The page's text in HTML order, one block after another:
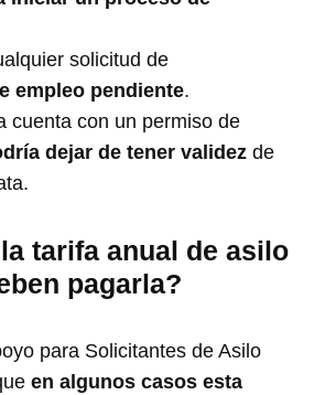
solicitud de
empleo pendiente.
cuenta con un permiso de
dejar de tener validez de
tarifa anual de asilo
pagarla?
para Solicitantes de Asilo
en algunos casos esta